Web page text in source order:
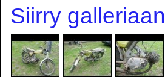
Siirry galleriaan